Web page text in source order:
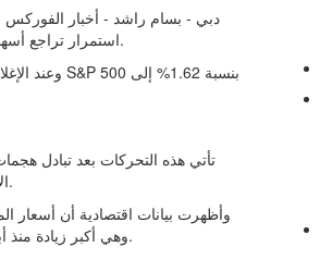
استمرار تراجع أسهم شركات الرقائق وتزايد حالة عدم اليقين بسبب تصاعد التوترات بين الولايات المتحدة وإيران.
تأتي هذه التحركات بعد تبادل
الأردن والكويت والبحرين، رداً على ضربات أمريكية استهدفت مواقع إيرانية قرب مضيق هرمز.
وهي أكبر زيادة منذ أبريل 2023، مدفوعة بارتفاع أسعار البنزين ومنتجات الطاقة نتيجة الصراع في الشرق الأوسط.